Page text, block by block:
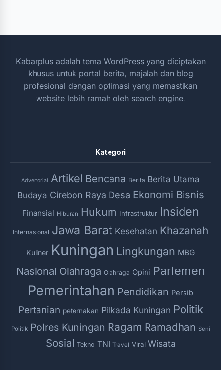
Kabarplus adalah tema WordPress yang diciptakan
khusus untuk portal berita, majalah dan blog
profesional dengan optimasi yang memastikan
website lebih ramah oleh search engine.
Kategori
Advertorial Artikel Bencana Berita Berita Utama
Budaya Cirebon Raya Desa Ekonomi Bisnis
Finansial Hiburan Hukum Infrastruktur Insiden
Internasional Jawa Barat Kesehatan Khazanah
Kuliner Kuningan Lingkungan MBG
Nasional Olahraga Olahraga Opini Parlemen
Pemerintahan Pendidikan Persib
Pertanian peternakan Pilkada Kuningan Politik
Politik Polres Kuningan Ragam Ramadhan Seni
Sosial Tekno TNI Travel Viral Wisata